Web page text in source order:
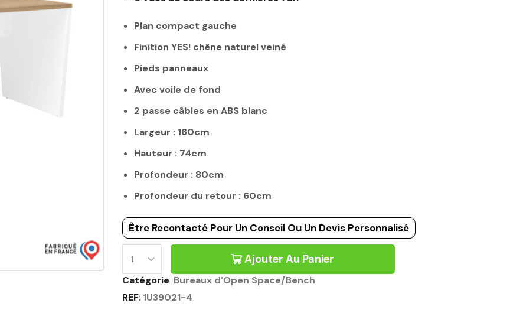
Plan compact gauche
Finition YES! chêne naturel veiné
Pieds panneaux
Avec voile de fond
2 passe câbles en ABS blanc
Largeur : 160cm
Hauteur : 74cm
Profondeur : 80cm
Profondeur du retour : 60cm
Être Recontacté Pour Un Conseil Ou Un Devis Personnalisé
Ajouter Au Panier
Catégorie Bureaux d'Open Space/Bench
REF: 1U39021-4